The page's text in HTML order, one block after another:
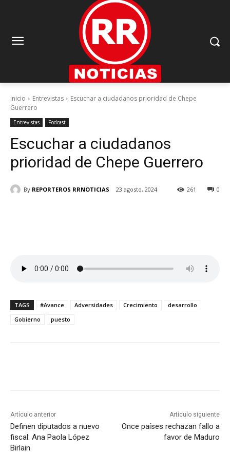
Inicio Entrevistas
Escuchar a ciudadanos prioridad de Chepe
Guerrero
Entrevistas Podcast
Escuchar a ciudadanos
prioridad de Chepe Guerrero
By REPORTEROS RRNOTICIAS 23 agosto, 2024 0
261
TAGS #Avance Adversidades Crecimiento
desarrollo
Gobierno
puesto
Artículo anterior
Definen diputados a nuevo
fiscal: Ana Paola López
Birlain
Artículo siguiente
Once países rechazan fallo a
favor de Maduro